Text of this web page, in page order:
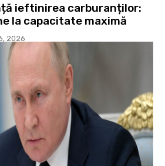
ieftinirea carburanților:
la capacitate maximă
2026